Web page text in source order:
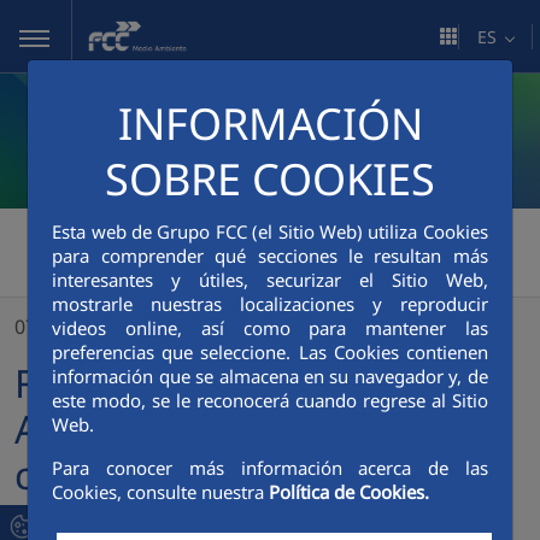
Saltar al contenido principal
INFORMACIÓN
SOBRE COOKIES
Esta web de Grupo FCC (el Sitio Web) utiliza Cookies
para comprender qué secciones le resultan más
interesantes y útiles, securizar el Sitio Web,
mostrarle nuestras localizaciones y reproducir
videos online, así como para mantener las
preferencias que seleccione. Las Cookies contienen
información que se almacena en su navegador y, de
este modo, se le reconocerá cuando regrese al Sitio
Web.
Para conocer más información acerca de las
Cookies, consulte nuestra Política de Cookies.
ES
FCC Medio Ambiente >
FCC Servicios Medio Ambiente se adjudica el contrato de recogida de los colegios públicos del condado de Hillsborough, Florida
07/11/2022
FCC Servicios Medio
Ambiente se adjudica el
contrato de recogida de los
colegios públicos del